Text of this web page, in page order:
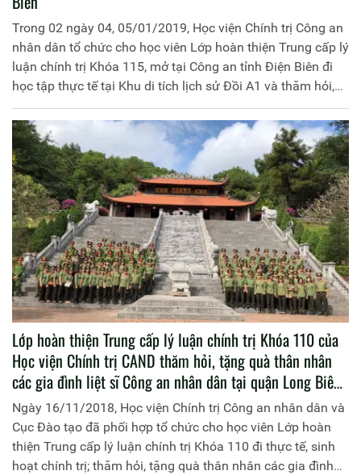
Trong 02 ngày 04, 05/01/2019, Học viện Chính trị Công an
nhân dân tổ chức cho học viên Lớp hoàn thiện Trung cấp lý
luận chính trị Khóa 115, mở tại Công an tỉnh Điện Biên đi
học tập thực tế tại Khu di tích lịch sử Đồi A1 và thăm hỏi,
trao quà tình nghĩa cho các gia đình liệt sĩ tại tỉnh Điện
Biên. Đồng chí Thiếu tướng, PGS.TS Phan Xuân Tuy, Phó
Giám đốc Học viện Chính trị Công an nhân dân làm Trưởng
đoàn. Tham gia Đoàn có các đồng chí đại diện lãnh đạo
các đơn vị chức năng thuộc Học viện, Công an tỉnh Điện
Biên và 120 học viên của lớp học.
Lớp hoàn thiện Trung cấp lý luận chính trị Khóa 110 của
Học viện Chính trị CAND thăm hỏi, tặng quà thân nhân
các gia đình liệt sĩ Công an nhân dân tại quận Long Biên,
Hà Nội và dâng hương tại Đền thờ Chu Văn An, Chí Linh,
Hải Dương
Ngày 16/11/2018, Học viện Chính trị Công an nhân dân và
Cục Đào tạo đã phối hợp tổ chức cho học viên Lớp hoàn
thiện Trung cấp lý luận chính trị Khóa 110 đi thực tế, sinh
hoạt chính trị; thăm hỏi, tặng quà thân nhân các gia đình